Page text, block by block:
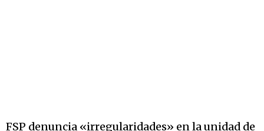
FSP denuncia «irregularidades» en la unidad de